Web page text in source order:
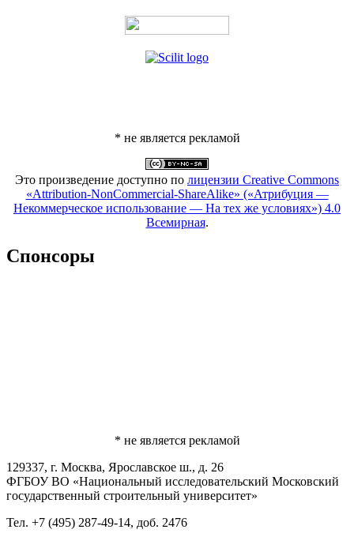
* не является рекламой
Это произведение доступно по лицензии Creative Commons
«Attribution-NonCommercial-ShareAlike» («Атрибуция —
Некоммерческое использование — На тех же условиях») 4.0
Всемирная.
Спонсоры
* не является рекламой
129337, г. Москва, Ярославское ш., д. 26
ФГБОУ ВО «Национальный исследовательский Московский
государственный строительный университет»
Тел. +7 (495) 287-49-14, доб. 2476